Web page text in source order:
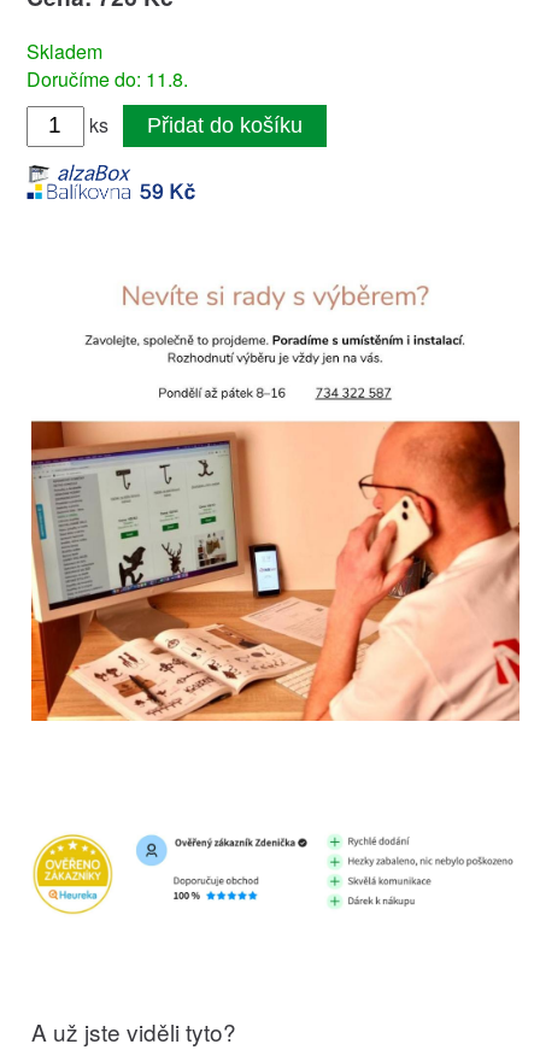
Skladem
Doručíme do: 11.8.
ks
Přidat do košíku
A už jste viděli tyto?